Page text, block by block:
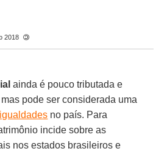
2018
ainda é pouco tributada e
mas pode ser considerada uma
no país. Para
incide sobre as
nos estados brasileiros e